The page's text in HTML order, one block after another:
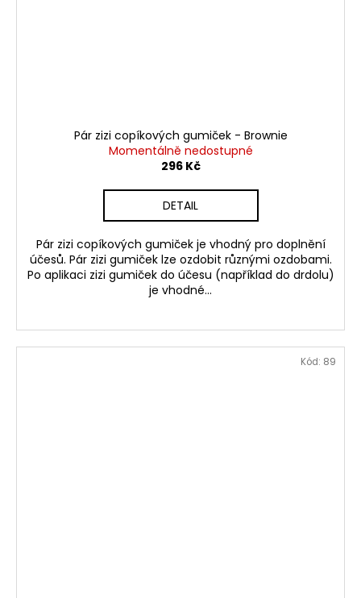
Pár zizi copíkových gumiček - Brownie
Momentálně nedostupné
296 Kč
DETAIL
Pár zizi copíkových gumiček je vhodný pro doplnění
účesů. Pár zizi gumiček lze ozdobit různými ozdobami.
Po aplikaci zizi gumiček do účesu (například do drdolu)
je vhodné...
Kód: 89